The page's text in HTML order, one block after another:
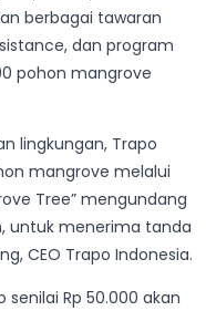
berbagai tawaran
dan program
pohon mangrove
lingkungan, Trapo
mangrove melalui
Tree” mengundang
untuk menerima tanda
CEO Trapo Indonesia.
Rp 50.000 akan